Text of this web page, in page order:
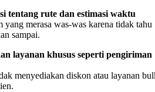
tentang rute dan estimasi waktu
merasa was-was karena tidak tahu
sampai.
layanan khusus seperti pengiriman
menyediakan diskon atau layanan